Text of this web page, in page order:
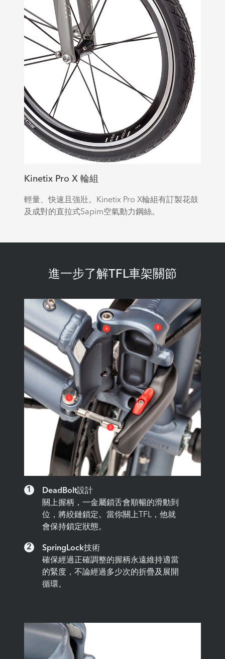
Kinetix Pro X 輪組
輕量、快速且強壯。Kinetix Pro X輪組有訂製花鼓
及成對的直拉式Sapim空氣動力鋼絲。
進一步了解TFL車架關節
1
DeadBolt設計
關上握柄，一金屬鎖舌會順暢的滑動到
位，將絞鏈鎖定。當你關上TFL，他就
會保持鎖定狀態。
2
SpringLock技術
確保經過正確調整的握柄永遠維持適當
的緊度，不論經過多少次的折疊及展開
循環。